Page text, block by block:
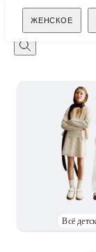
ЖЕНСКОЕ
Поиск
Всё